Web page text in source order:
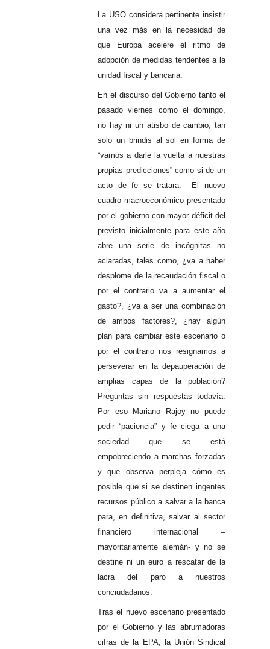
La USO considera pertinente insistir
una vez más en la necesidad de
que Europa acelere el ritmo de
adopción de medidas tendentes a la
unidad fiscal y bancaria.
En el discurso del Gobierno tanto el
pasado viernes como el domingo,
no hay ni un atisbo de cambio, tan
solo un brindis al sol en forma de
“vamos a darle la vuelta a nuestras
propias predicciones” como si de un
acto de fe se tratara. El nuevo
cuadro macroeconómico presentado
por el gobierno con mayor déficit del
previsto inicialmente para este año
abre una serie de incógnitas no
aclaradas, tales como, ¿va a haber
desplome de la recaudación fiscal o
por el contrario va a aumentar el
gasto?, ¿va a ser una combinación
de ambos factores?, ¿hay algún
plan para cambiar este escenario o
por el contrario nos resignamos a
perseverar en la depauperación de
amplias capas de la población?
Preguntas sin respuestas todavía.
Por eso Mariano Rajoy no puede
pedir “paciencia” y fe ciega a una
sociedad que se está
empobreciendo a marchas forzadas
y que observa perpleja cómo es
posible que si se destinen ingentes
recursos público a salvar a la banca
para, en definitiva, salvar al sector
financiero internacional –
mayoritariamente alemán- y no se
destine ni un euro a rescatar de la
lacra del paro a nuestros
conciudadanos.
Tras el nuevo escenario presentado
por el Gobierno y las abrumadoras
cifras de la EPA, la Unión Sindical